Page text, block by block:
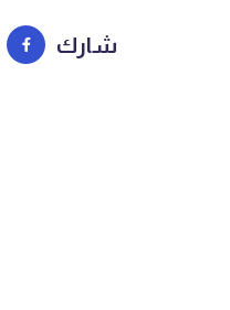
شارك